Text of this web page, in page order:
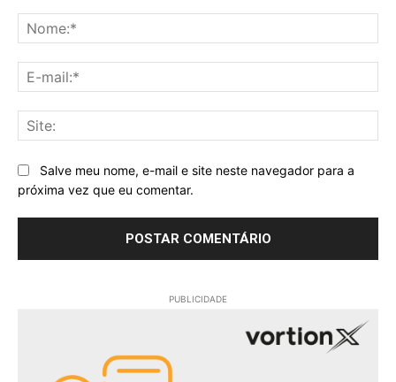
Salve meu nome, e-mail e site neste navegador para a
próxima vez que eu comentar.
PUBLICIDADE